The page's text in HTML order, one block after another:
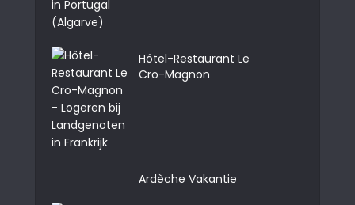
Hôtel-Restaurant Le
Cro-Magnon
Ardèche Vakantie